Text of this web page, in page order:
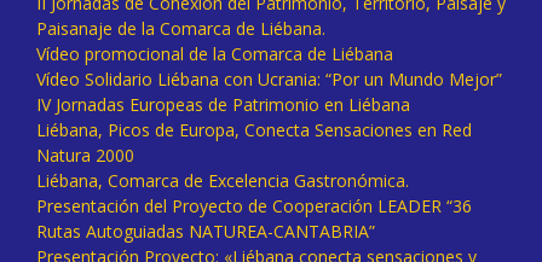
Paisanaje de la Comarca de Liébana.
Vídeo promocional de la Comarca de Liébana
Vídeo Solidario Liébana con Ucrania: “Por un Mundo Mejor”
IV Jornadas Europeas de Patrimonio en Liébana
Liébana, Picos de Europa, Conecta Sensaciones en Red
Natura 2000
Liébana, Comarca de Excelencia Gastronómica.
Presentación del Proyecto de Cooperación LEADER “36
Rutas Autoguiadas NATUREA-CANTABRIA”
Presentación Proyecto: «Liébana conecta sensaciones y